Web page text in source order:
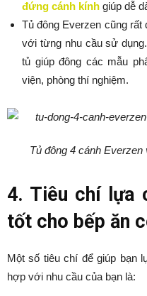
đứng cánh kính giúp dễ
Tủ đông Everzen cũng
với từng nhu cầu sử
tủ giúp đông các mẫu
viện, phòng thí nghiệm.
Tủ đông 4 cánh
4. Tiêu chí lựa
tốt cho bếp ăn
Một số tiêu chí để giúp bạn
hợp với nhu cầu của bạn là: